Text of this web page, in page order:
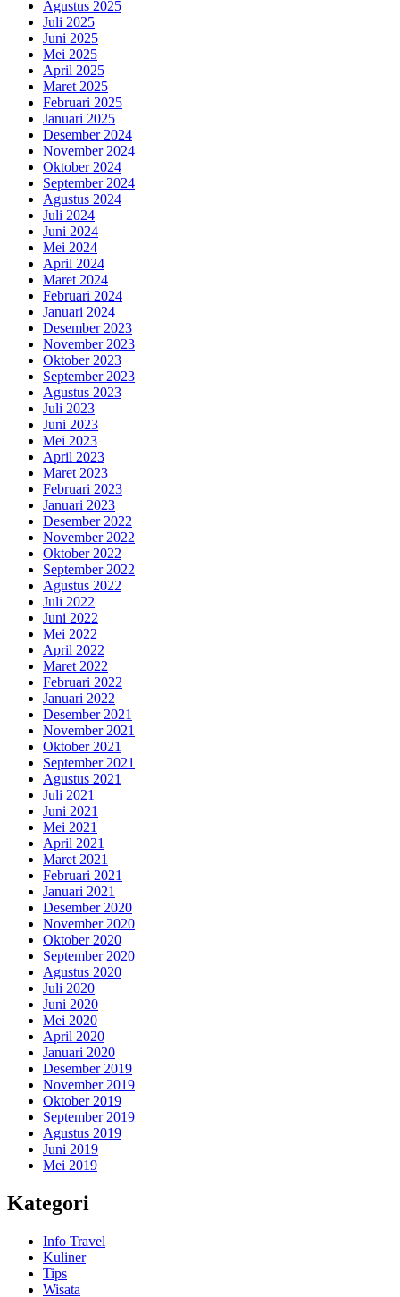
Agustus 2025
Juli 2025
Juni 2025
Mei 2025
April 2025
Maret 2025
Februari 2025
Januari 2025
Desember 2024
November 2024
Oktober 2024
September 2024
Agustus 2024
Juli 2024
Juni 2024
Mei 2024
April 2024
Maret 2024
Februari 2024
Januari 2024
Desember 2023
November 2023
Oktober 2023
September 2023
Agustus 2023
Juli 2023
Juni 2023
Mei 2023
April 2023
Maret 2023
Februari 2023
Januari 2023
Desember 2022
November 2022
Oktober 2022
September 2022
Agustus 2022
Juli 2022
Juni 2022
Mei 2022
April 2022
Maret 2022
Februari 2022
Januari 2022
Desember 2021
November 2021
Oktober 2021
September 2021
Agustus 2021
Juli 2021
Juni 2021
Mei 2021
April 2021
Maret 2021
Februari 2021
Januari 2021
Desember 2020
November 2020
Oktober 2020
September 2020
Agustus 2020
Juli 2020
Juni 2020
Mei 2020
April 2020
Januari 2020
Desember 2019
November 2019
Oktober 2019
September 2019
Agustus 2019
Juni 2019
Mei 2019
Kategori
Info Travel
Kuliner
Tips
Wisata